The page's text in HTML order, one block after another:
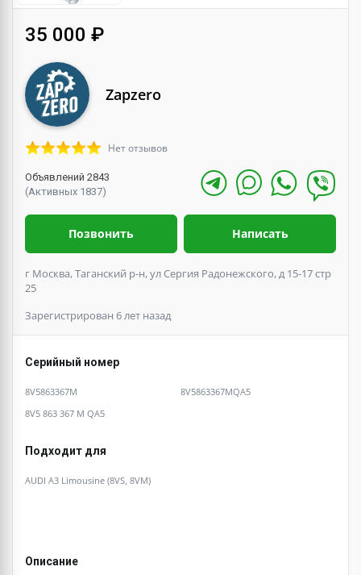
35 000 ₽
Zapzero
Нет отзывов
Объявлений 2843
(Активных 1837)
Позвонить Написать
г Москва, Таганский р-н, ул Сергия Радонежского, д 15-17 стр
25
Зарегистрирован 6 лет назад
Серийный номер
8V5863367M
8V5863367MQA5
8V5 863 367 M QA5
Подходит для
AUDI A3 Limousine (8VS, 8VM)
Описание